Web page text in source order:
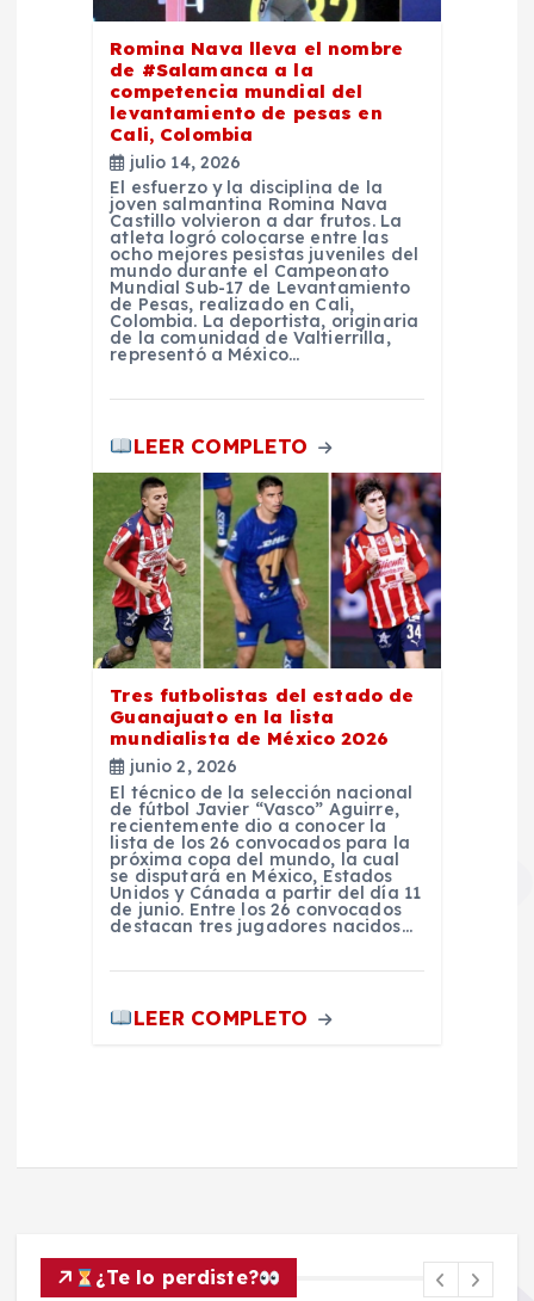
Romina Nava lleva el nombre
de #Salamanca a la
competencia mundial del
levantamiento de pesas en
Cali, Colombia
julio 14, 2026
El esfuerzo y la disciplina de la
joven salmantina Romina Nava
Castillo volvieron a dar frutos. La
atleta logró colocarse entre las
ocho mejores pesistas juveniles del
mundo durante el Campeonato
Mundial Sub-17 de Levantamiento
de Pesas, realizado en Cali,
Colombia. La deportista, originaria
de la comunidad de Valtierrilla,
representó a México…
LEER COMPLETO
Tres futbolistas del estado de
Guanajuato en la lista
mundialista de México 2026
junio 2, 2026
El técnico de la selección nacional
de fútbol Javier “Vasco” Aguirre,
recientemente dio a conocer la
lista de los 26 convocados para la
próxima copa del mundo, la cual
se disputará en México, Estados
Unidos y Cánada a partir del día 11
de junio. Entre los 26 convocados
destacan tres jugadores nacidos…
LEER COMPLETO
¿Te lo perdiste?